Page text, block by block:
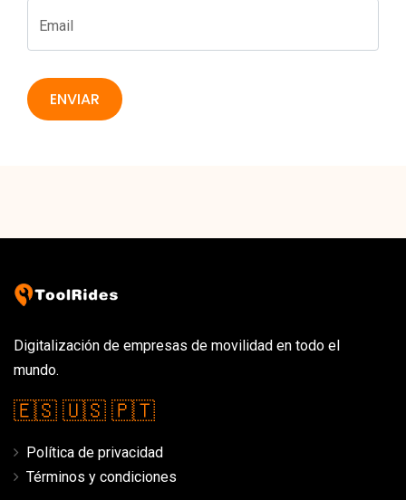
Email
ENVIAR
Digitalización de empresas de movilidad en todo el
mundo.
🇪🇸 🇺🇸 🇵🇹
Política de privacidad
Términos y condiciones